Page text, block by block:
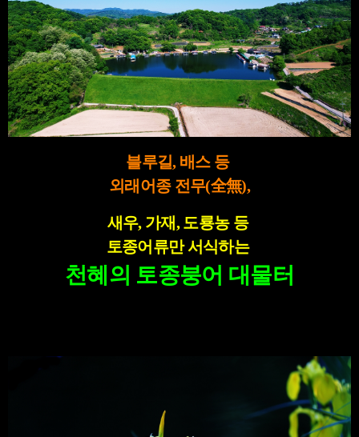
블루길, 배스 등
외래어종 전무(全無),
새우, 가재, 도룡농 등
토종어류만 서식하는
천혜의 토종붕어 대물터